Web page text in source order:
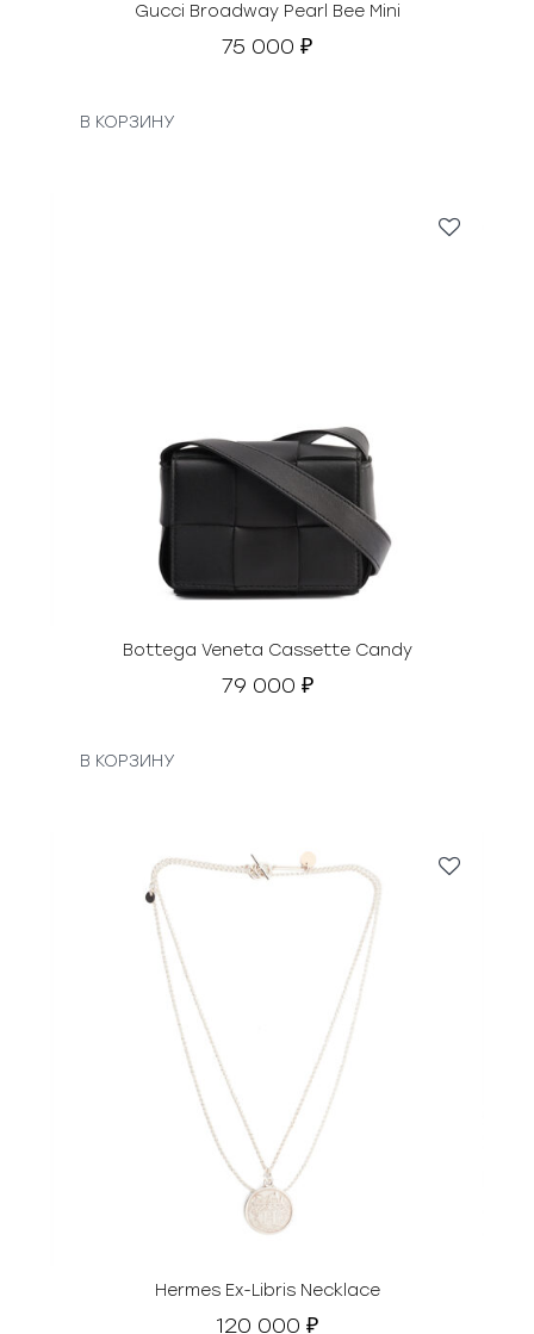
Gucci Broadway Pearl Bee Mini
75 000 ₽
В КОРЗИНУ
Bottega Veneta Cassette Candy
79 000 ₽
В КОРЗИНУ
Hermes Ex-Libris Necklace
120 000 ₽